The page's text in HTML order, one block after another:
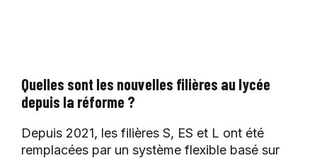
Quelles sont les nouvelles filières au lycée
depuis la réforme ?
Depuis 2021, les filières S, ES et L ont été
remplacées par un système flexible basé sur